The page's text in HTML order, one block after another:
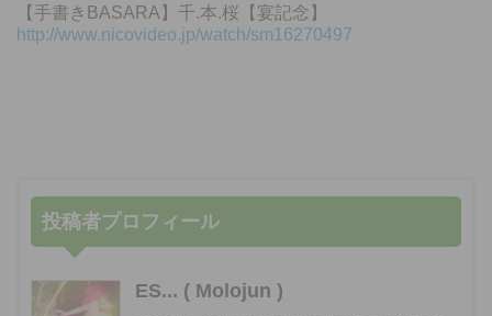
【手書きBASARA】千.本.桜【宴記念】
http://www.nicovideo.jp/watch/sm16270497
投稿者プロフィール
ES... ( Molojun )